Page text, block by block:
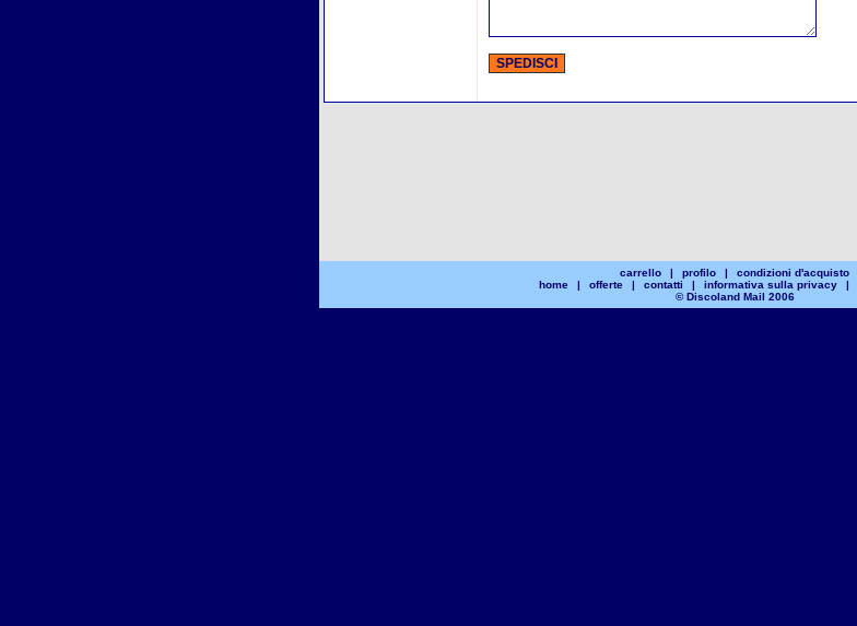
carrello | profilo |
condizioni d'acquisto
home
| offerte | contatti | informativa sulla privacy |
© Discoland Mail 2006